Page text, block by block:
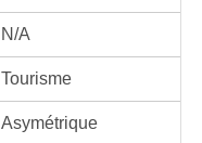
N/A
Tourisme
Asymétrique